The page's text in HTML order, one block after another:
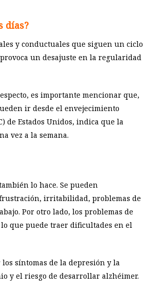
días?
y conductuales que siguen un ciclo
un desajuste en la regularidad
es importante mencionar que,
ir desde el envejecimiento
de Estados Unidos, indica que la
vez a la semana.
lo hace. Se pueden
irritabilidad, problemas de
Por otro lado, los problemas de
que puede traer dificultades en el
síntomas de la depresión y la
y el riesgo de desarrollar alzhéimer.